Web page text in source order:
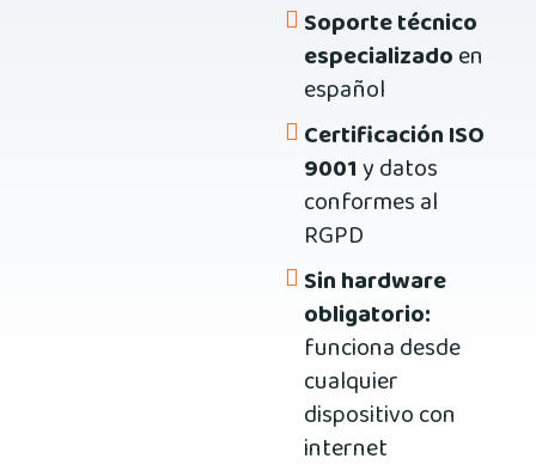
Soporte técnico
especializadoen
español
Certificación ISO
9001y datos
conformes al
RGPD
Sin hardware
obligatorio:
funciona desde
cualquier
dispositivo con
internet